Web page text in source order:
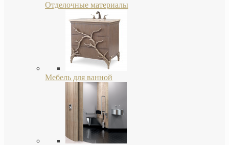
Отделочные материалы
Мебель для ванной